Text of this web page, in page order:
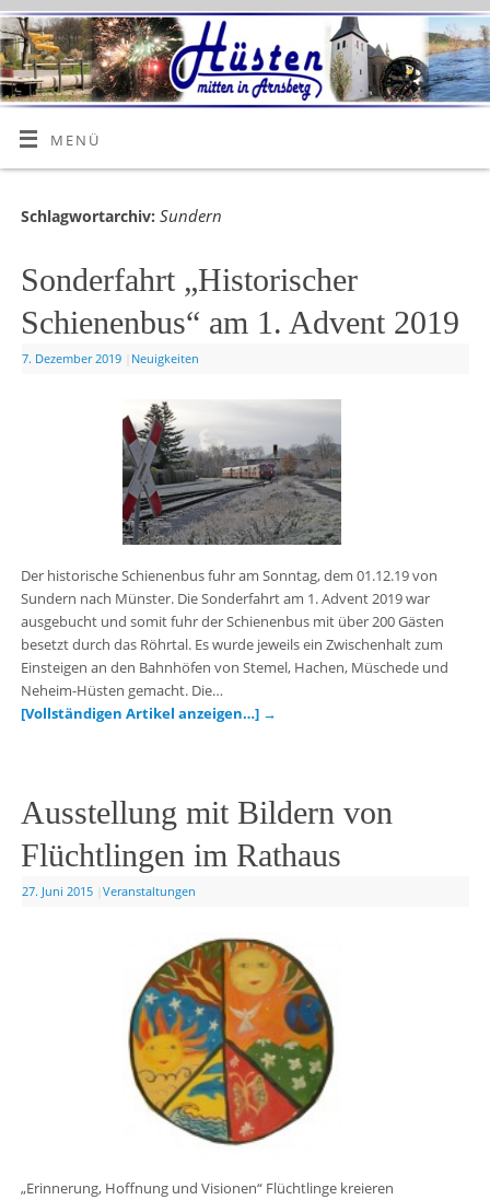
MENÜ
Schlagwortarchiv: Sundern
Sonderfahrt „Historischer
Schienenbus“ am 1. Advent 2019
7. Dezember 2019 Neuigkeiten
Der historische Schienenbus fuhr am Sonntag, dem 01.12.19 von
Sundern nach Münster. Die Sonderfahrt am 1. Advent 2019 war
ausgebucht und somit fuhr der Schienenbus mit über 200 Gästen
besetzt durch das Röhrtal. Es wurde jeweils ein Zwischenhalt zum
Einsteigen an den Bahnhöfen von Stemel, Hachen, Müschede und
Neheim-Hüsten gemacht. Die…
[Vollständigen Artikel anzeigen…] →
Ausstellung mit Bildern von
Flüchtlingen im Rathaus
27. Juni 2015 Veranstaltungen
„Erinnerung, Hoffnung und Visionen“ Flüchtlinge kreieren